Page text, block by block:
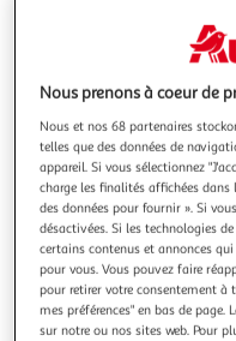
HOMEA
Nous prenons à coeur de
Nous et nos 68 partenaires
telles que des données de
appareil. Si vous sélectionnez
charge les finalités affichées
des données pour fournir ». Si
désactivées. Si les technologies
certains contenus et annonces
pour vous. Vous pouvez faire
pour retirer votre consentement
mes préférences" en bas de
sur notre ou nos sites web. Pour